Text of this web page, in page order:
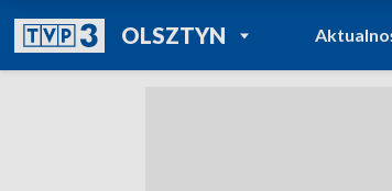
OLSZTYNPOWRÓT DO
TVP REGIONY